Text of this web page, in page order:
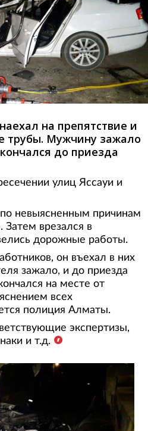
на препятствие и
трубы. Мужчину зажало
до приезда
улиц Яссауи и
по невыясненным причинам
Затем врезался в
дорожные работы.
он въехал в них
зажало, и до приезда
на месте от
всех
полиция Алматы.
экспертизы,
и т.д.